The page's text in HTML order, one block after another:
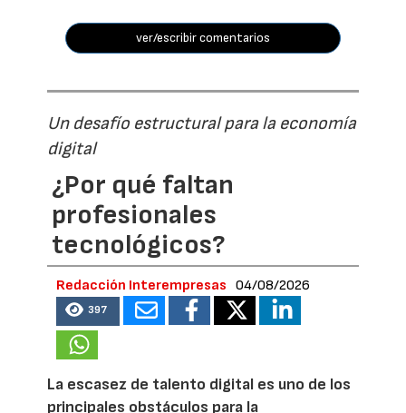
ver/escribir comentarios
Un desafío estructural para la economía
digital
¿Por qué faltan
profesionales
tecnológicos?
Redacción Interempresas 04/08/2026
397
La escasez de talento digital es uno de los
principales obstáculos para la